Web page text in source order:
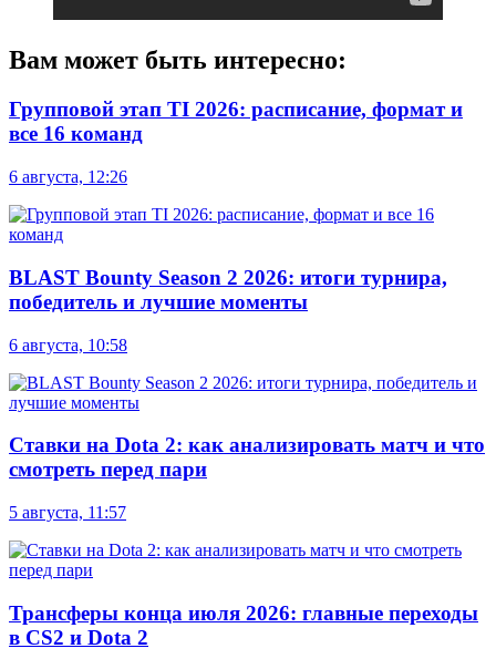
Вам может быть интересно:
Групповой этап TI 2026: расписание, формат и
все 16 команд
6 августа, 12:26
BLAST Bounty Season 2 2026: итоги турнира,
победитель и лучшие моменты
6 августа, 10:58
Ставки на Dota 2: как анализировать матч и что
смотреть перед пари
5 августа, 11:57
Трансферы конца июля 2026: главные переходы
в CS2 и Dota 2